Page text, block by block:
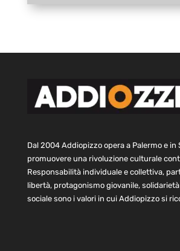
Dal 2004 Addiopizzo opera a Palermo e in
promuovere una rivoluzione culturale
Responsabilità individuale e collettiva,
libertà, protagonismo giovanile,
sociale sono i valori in cui Addiopizzo si